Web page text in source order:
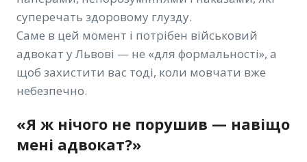
суперечать здоровому глузду.
Саме в цей момент і потрібен військовий
адвокат у Львові — не «для формальності», а
щоб захистити вас тоді, коли мовчати вже
небезпечно.
«Я ж нічого не порушив — навіщо
мені адвокат?»